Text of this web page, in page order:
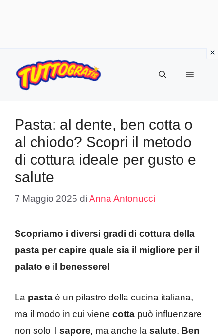
contenuto
Menu
Pasta: al dente, ben cotta o
al chiodo? Scopri il metodo
di cottura ideale per gusto e
salute
7 Maggio 2025 di Anna Antonucci
Scopriamo i diversi gradi di cottura della
pasta per capire quale sia il migliore per il
palato e il benessere!
La pasta è un pilastro della cucina italiana,
ma il modo in cui viene cotta può influenzare
non solo il sapore, ma anche la salute. Ben